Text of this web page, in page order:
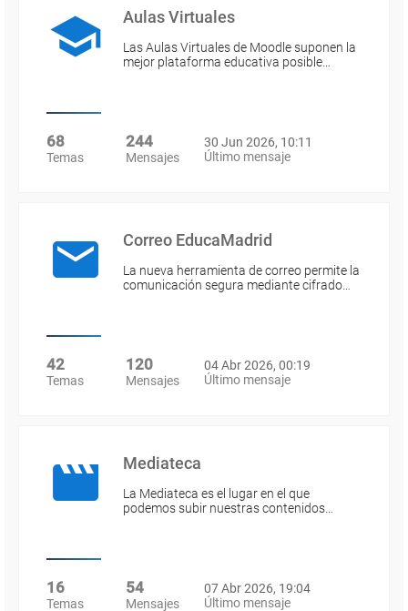
Aulas Virtuales
Las Aulas Virtuales de Moodle suponen la
mejor plataforma educativa posible…
68
Temas
244
Mensajes
30 Jun 2026, 10:11
Último mensaje
Correo EducaMadrid
La nueva herramienta de correo permite la
comunicación segura mediante cifrado…
42
Temas
120
Mensajes
04 Abr 2026, 00:19
Último mensaje
Mediateca
La Mediateca es el lugar en el que
podemos subir nuestras contenidos…
16
Temas
54
Mensajes
07 Abr 2026, 19:04
Último mensaje